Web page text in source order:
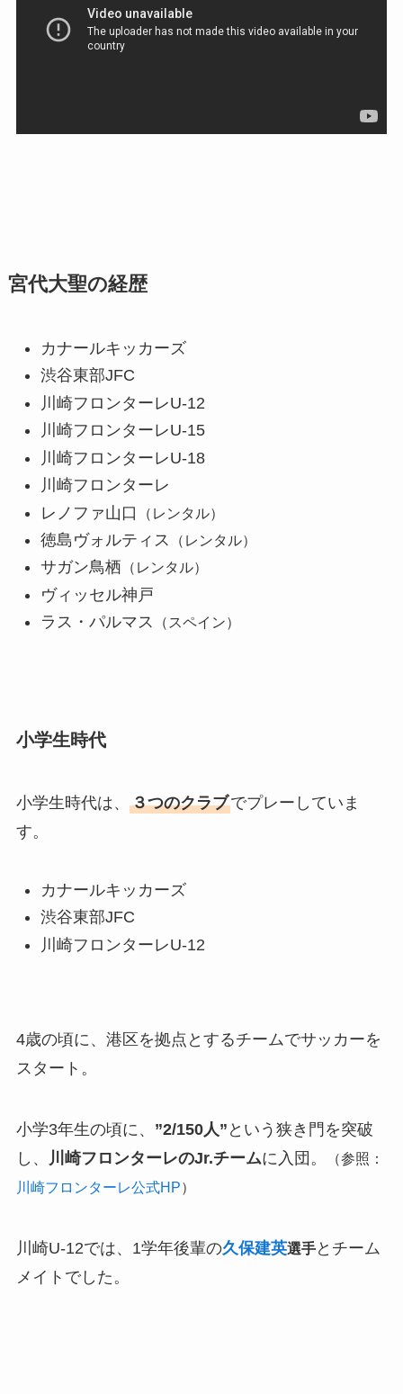
宮代大聖の経歴
カナールキッカーズ
渋谷東部JFC
川崎フロンターレU-12
川崎フロンターレU-15
川崎フロンターレU-18
川崎フロンターレ
レノファ山口
（レンタル）
徳島ヴォルティス （レンタル）
サガン鳥栖 （レンタル）
ヴィッセル神戸
ラス・パルマス （スペイン）
小学生時代
小学生時代は、 ３つのクラブでプレーしていま
す。
カナールキッカーズ
渋谷東部JFC
川崎フロンターレU-12
4歳の頃に、港区を拠点とするチームでサッカーを
スタート。
小学3年生の頃に、 ”2/150人” という狭き門を突破
し、
川崎フロンターレのJr.チームに入団。
（参照：
川崎フロンターレ公式HP）
川崎U-12では、1学年後輩の久保建英選手とチーム
メイトでした。